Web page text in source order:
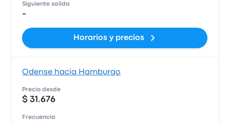
Siguiente salida
-
Horarios y precios
Odense hacia Hamburgo
Precio desde
$ 31.676
Frecuencia